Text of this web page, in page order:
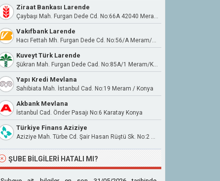
Ziraat Bankası Larende
Çaybaşı Mah. Furgan Dede Cd. No:66A 42040 Meram Konya
Vakıfbank Larende
Hacı Fettah Mh. Furgan Dede Cd. No:56/A Meram/Konya
Kuveyt Türk Larende
Şükran Mah. Furgan Dede Cad. No:85A/1 Meram/Konya
Yapı Kredi Mevlana
Sahibiata Mah. İstanbul Cad. No:19 Meram / Konya
Akbank Mevlana
İstanbul Cad. Önder Pasajı No:6 Karatay Konya
Türkiye Finans Aziziye
Aziziye Mah. Türbe Cd. Şair Hasan Rüştü Sk. No:2 Karatay Konya
ŞUBE BILGILERI HATALI MI?